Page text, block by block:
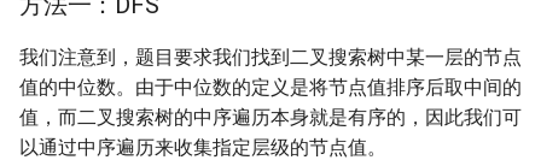
39. 数组中出现次数超过一半
的数字
40. 最小的 k 个数
36. 后缀表达式
37. 小行星碰撞
38. 每日温度
8.1. 三步问题
8.2. 迷路的机器人
我们注意到，题目要求我们找到二叉搜索树中某一层的节点
值的中位数。由于中位数的定义是将节点值排序后取中间的
值，而二叉搜索树的中序遍历本身就是有序的，因此我们可
以通过中序遍历来收集指定层级的节点值。